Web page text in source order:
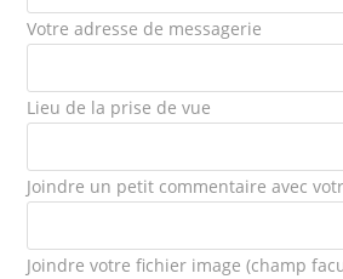
Votre adresse de messagerie
Lieu de la prise de vue
Joindre un petit commentaire avec
Joindre votre fichier image (champ